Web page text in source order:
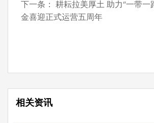
下一条：
耕耘拉美厚土 助力“一带一
金喜迎正式运营五周年
相关资讯